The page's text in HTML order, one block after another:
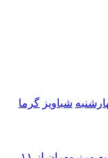
شباویز گرما